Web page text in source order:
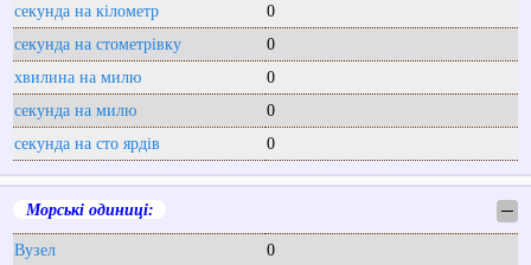
секунда на кілометр
0
секунда на стометрівку
0
хвилина на милю
0
секунда на милю
0
секунда на сто ярдів
0
Морські одиниці: ─
Вузел
0